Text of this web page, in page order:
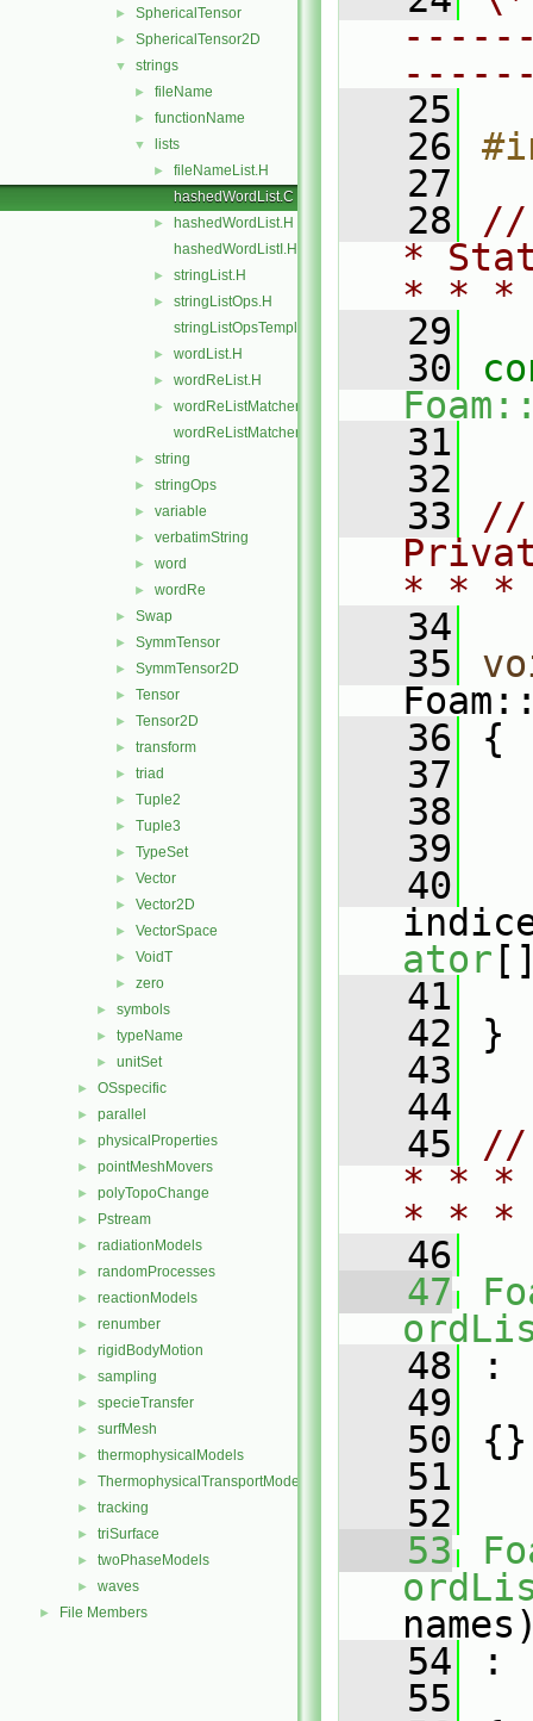
► SphericalTensor
► SphericalTensor2D
▼ strings
► fileName
► functionName
▼ lists
►
fileNameList.H
hashedWordList.C
►
hashedWordList.H
hashedWordListI.H
► stringList.H
►
stringListOps.H
stringListOpsTemplates.C
► wordList.H
► wordReList.H
►
wordReListMatcher.H
wordReListMatcherI.H
► string
► stringOps
► variable
► verbatimString
► word
► wordRe
► Swap
► SymmTensor
► SymmTensor2D
► Tensor
► Tensor2D
► transform
► triad
► Tuple2
► Tuple3
► TypeSet
► Vector
► Vector2D
► VectorSpace
► VoidT
► zero
► symbols
► typeName
► unitSet
► OSspecific
► parallel
► physicalProperties
► pointMeshMovers
► polyTopoChange
► Pstream
► radiationModels
► randomProcesses
► reactionModels
► renumber
► rigidBodyMotion
► sampling
► specieTransfer
► surfMesh
► thermophysicalModels
► ThermophysicalTransportModels
► tracking
► triSurface
► twoPhaseModels
► waves
► File Members
   25
   26
   27
   28
//
*
* *
   29
   30
   31
   32
   33
//
* *
   34
   35
   36
{
   37
   38
   39
   40
ator
   41
   42
}
   43
   44
   45
//
* * *
* *
   46
   47
   48
:
   49
   50
{}
   51
   52
   53
   54
:
   55